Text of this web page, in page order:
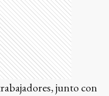
junto con